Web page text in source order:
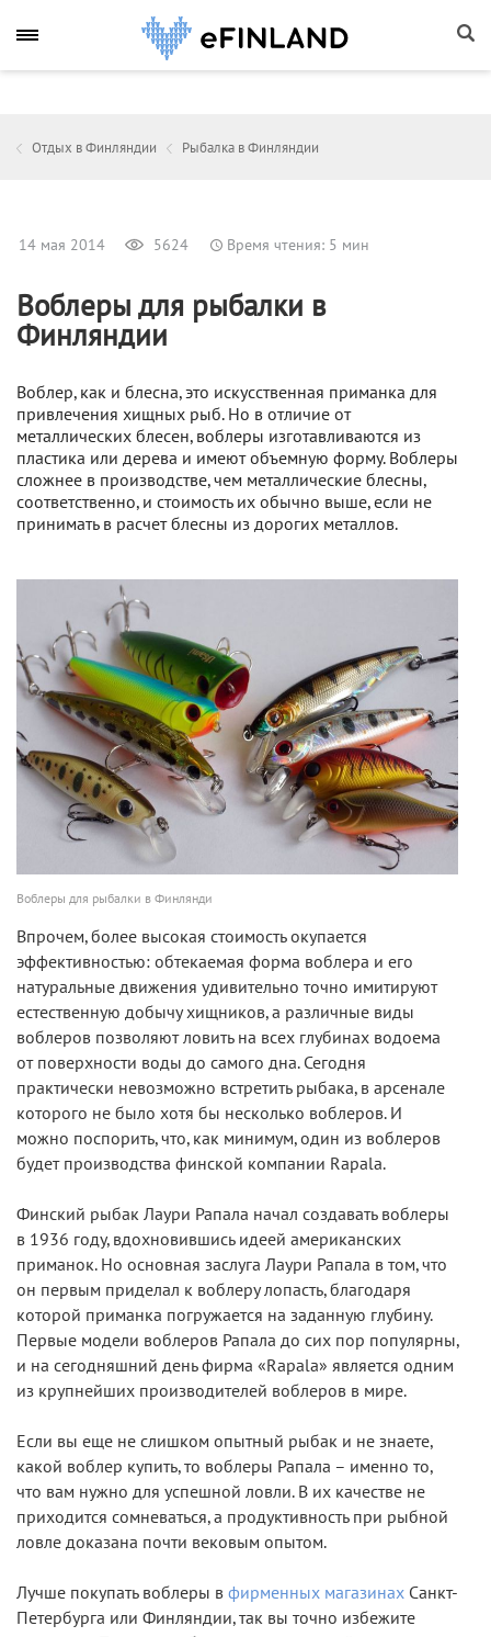
Отдых в Финляндии Рыбалка в Финляндии
14 мая 2014 5624 Время чтения: 5 мин
Воблеры для рыбалки в
Финляндии
Воблер, как и блесна, это искусственная приманка для
привлечения хищных рыб. Но в отличие от
металлических блесен, воблеры изготавливаются из
пластика или дерева и имеют объемную форму. Воблеры
сложнее в производстве, чем металлические блесны,
соответственно, и стоимость их обычно выше, если не
принимать в расчет блесны из дорогих металлов.
Воблеры для рыбалки в Финлянди
Впрочем, более высокая стоимость окупается
эффективностью: обтекаемая форма воблера и его
натуральные движения удивительно точно имитируют
естественную добычу хищников, а различные виды
воблеров позволяют ловить на всех глубинах водоема
от поверхности воды до самого дна. Сегодня
практически невозможно встретить рыбака, в арсенале
которого не было хотя бы несколько воблеров. И
можно поспорить, что, как минимум, один из воблеров
будет производства финской компании Rapala.
Финский рыбак Лаури Рапала начал создавать воблеры
в 1936 году, вдохновившись идеей американских
приманок. Но основная заслуга Лаури Рапала в том, что
он первым приделал к воблеру лопасть, благодаря
которой приманка погружается на заданную глубину.
Первые модели воблеров Рапала до сих пор популярны,
и на сегодняшний день фирма «Rapala» является одним
из крупнейших производителей воблеров в мире.
Если вы еще не слишком опытный рыбак и не знаете,
какой воблер купить, то воблеры Рапала – именно то,
что вам нужно для успешной ловли. В их качестве не
приходится сомневаться, а продуктивность при рыбной
ловле доказана почти вековым опытом.
Лучше покупать воблеры в фирменных магазинах Санкт-
Петербурга или Финляндии, так вы точно избежите